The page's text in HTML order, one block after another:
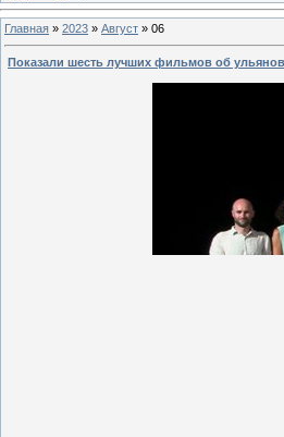
Главная » 2023 » Август » 06
Показали шесть лучших фильмов об